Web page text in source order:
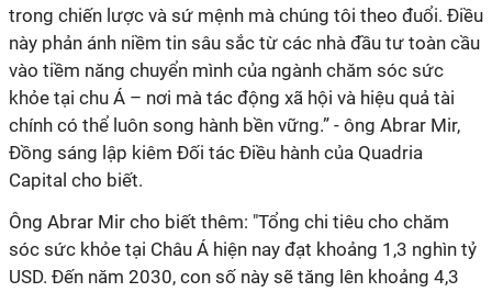
trong chiến lược và sứ mệnh mà chúng tôi theo đuổi. Điều
này phản ánh niềm tin sâu sắc từ các nhà đầu tư toàn cầu
vào tiềm năng chuyển mình của ngành chăm sóc sức
khỏe tại chu Á – nơi mà tác động xã hội và hiệu quả tài
chính có thể luôn song hành bền vững.” - ông Abrar Mir,
Đồng sáng lập kiêm Đối tác Điều hành của Quadria
Capital cho biết.
Ông Abrar Mir cho biết thêm: "Tổng chi tiêu cho chăm
sóc sức khỏe tại Châu Á hiện nay đạt khoảng 1,3 nghìn tỷ
USD. Đến năm 2030, con số này sẽ tăng lên khoảng 4,3